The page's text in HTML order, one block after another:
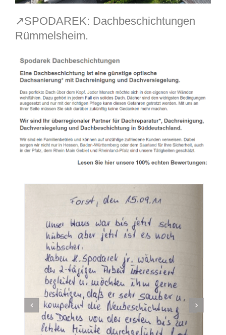
↗️SPODAREK: Dachbeschichtungen
Rümmelsheim.